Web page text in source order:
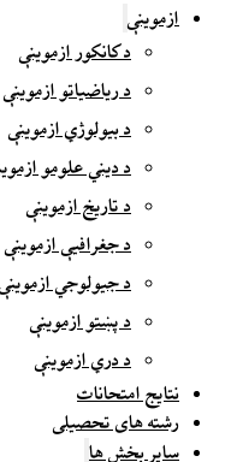
ازموینې
د کانکور ازموینې
د ریاضیاتو ازموینې
د بیولوژي ازموینې
د دیني علومو
د تاریخ ازموینې
د جغرافیې ازموینې
د جیولوجي ازموینې
د پښتو ازموینې
د دري ازموینې
نتایج امتحانات
رشته های تحصیلی
سایر بخش ها